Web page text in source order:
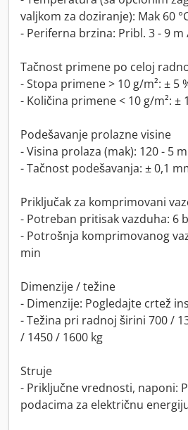
valjkom za doziranje): Mak 60
- Periferna brzina: Pribl. 3 - 9 m
Tačnost primene po celoj
- Stopa primene > 10 g/m²: ± 5
- Količina primene < 10 g/m²: ±
Podešavanje prolazne visine
- Visina prolaza (mak): 120 - 5
- Tačnost podešavanja: ± 0,1
Priključak za komprimovani
- Potreban pritisak vazduha: 6
- Potrošnja komprimovanog
min
Dimenzije / težine
- Dimenzije: Pogledajte crtež
- Težina pri radnoj širini 700 /
/ 1450 / 1600 kg
Struje
- Priključne vrednosti, naponi:
podacima za električnu